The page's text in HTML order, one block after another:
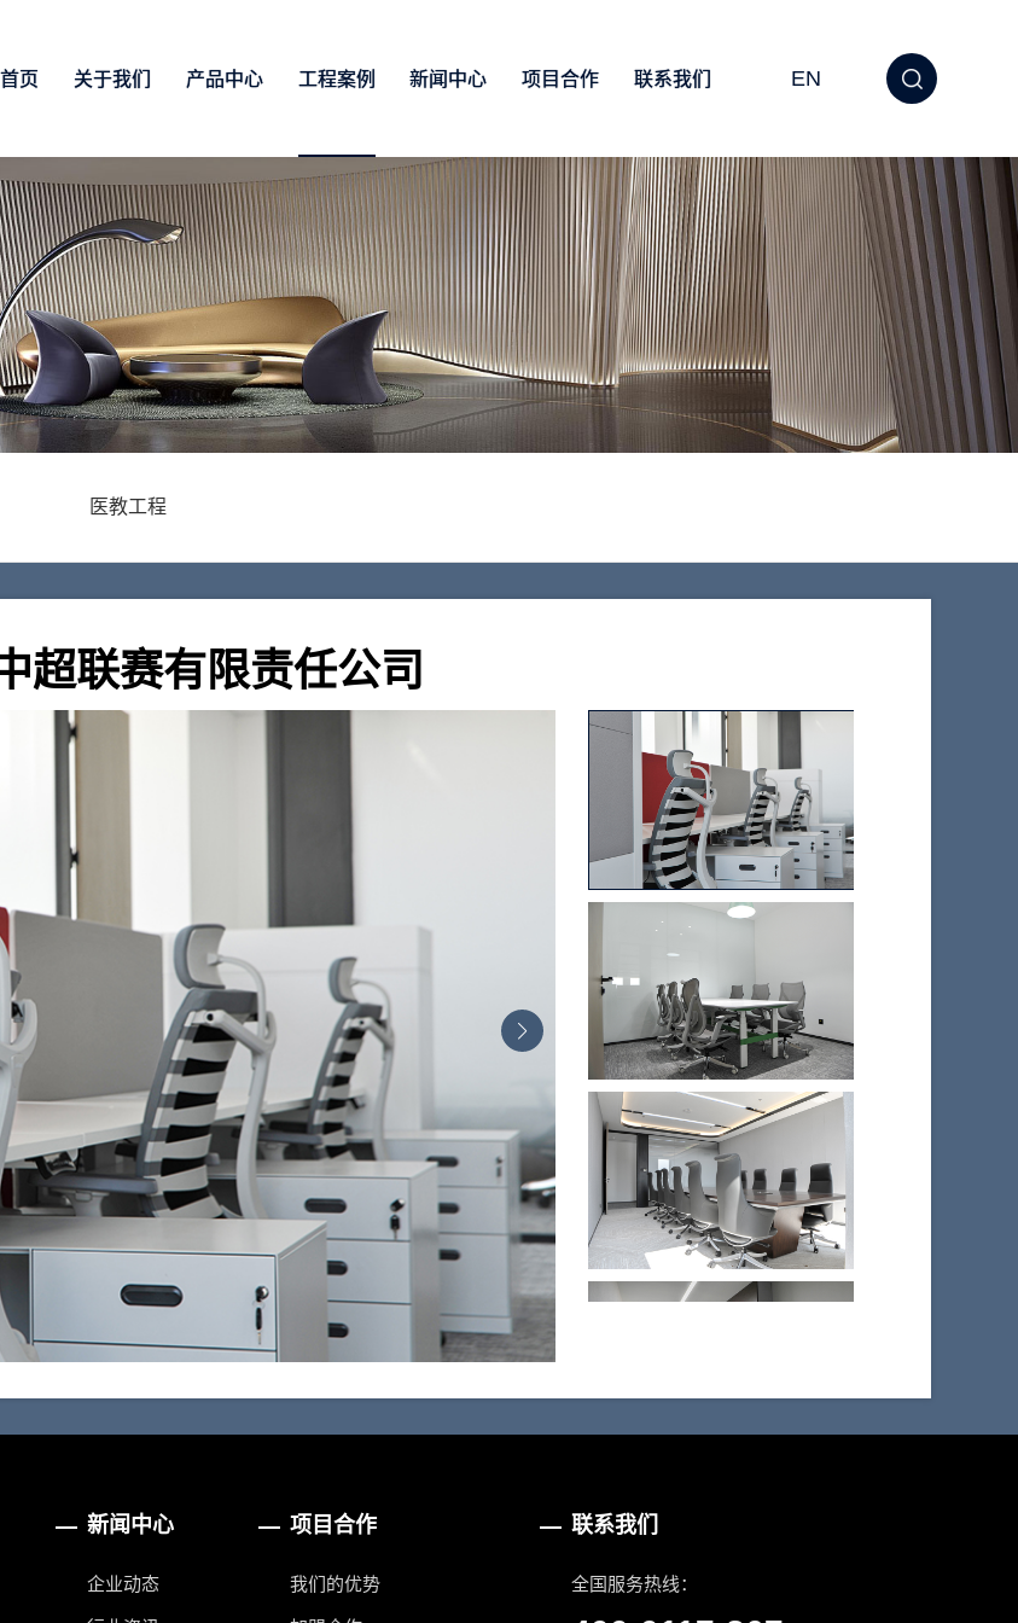
首页 关于我们 产品中心 工程案例 新闻中心 项目合作 联系我们 EN
医教工程
超联赛有限责任公司
新闻中心
企业动态
项目合作
我们的优势
联系我们
全国服务热线：